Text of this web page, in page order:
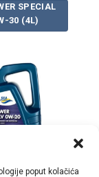
poput kolačića
SPECIAL
30 (4L)